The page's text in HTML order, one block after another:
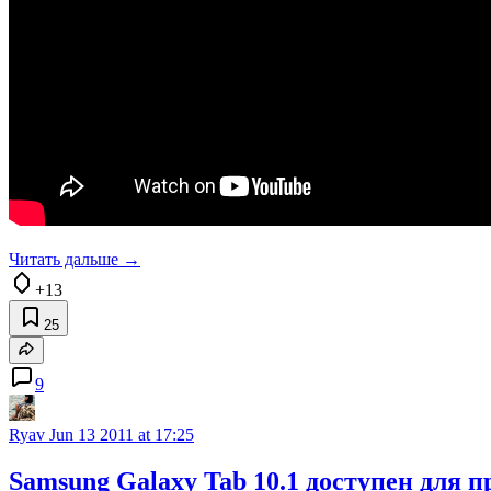
Читать дальше →
+13
25
9
Ryav Jun 13 2011 at 17:25
Samsung Galaxy Tab 10.1 доступен для